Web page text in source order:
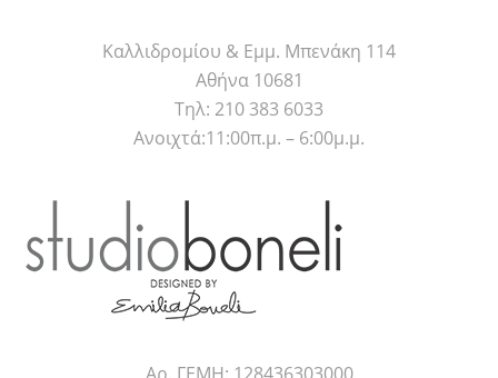
Καλλιδρομίου & Εμμ. Μπενάκη 114
Αθήνα 10681
Τηλ: 210 383 6033
Ανοιχτά:11:00π.μ. – 6:00μ.μ.